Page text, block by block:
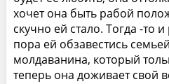
хочет она быть рабой
скучно ей стало. Тогда -то
пора ей обзавестись
молдаванина, который
теперь она доживает свой